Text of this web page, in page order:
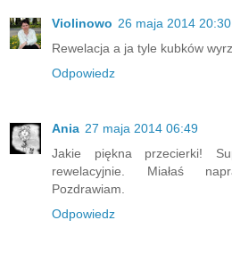
Violinowo 26 maja 2014 20:30
Rewelacja a ja tyle kubków
Odpowiedz
Ania 27 maja 2014 06:49
Jakie piękna przecierki!
rewelacyjnie. Miałaś
Pozdrawiam.
Odpowiedz